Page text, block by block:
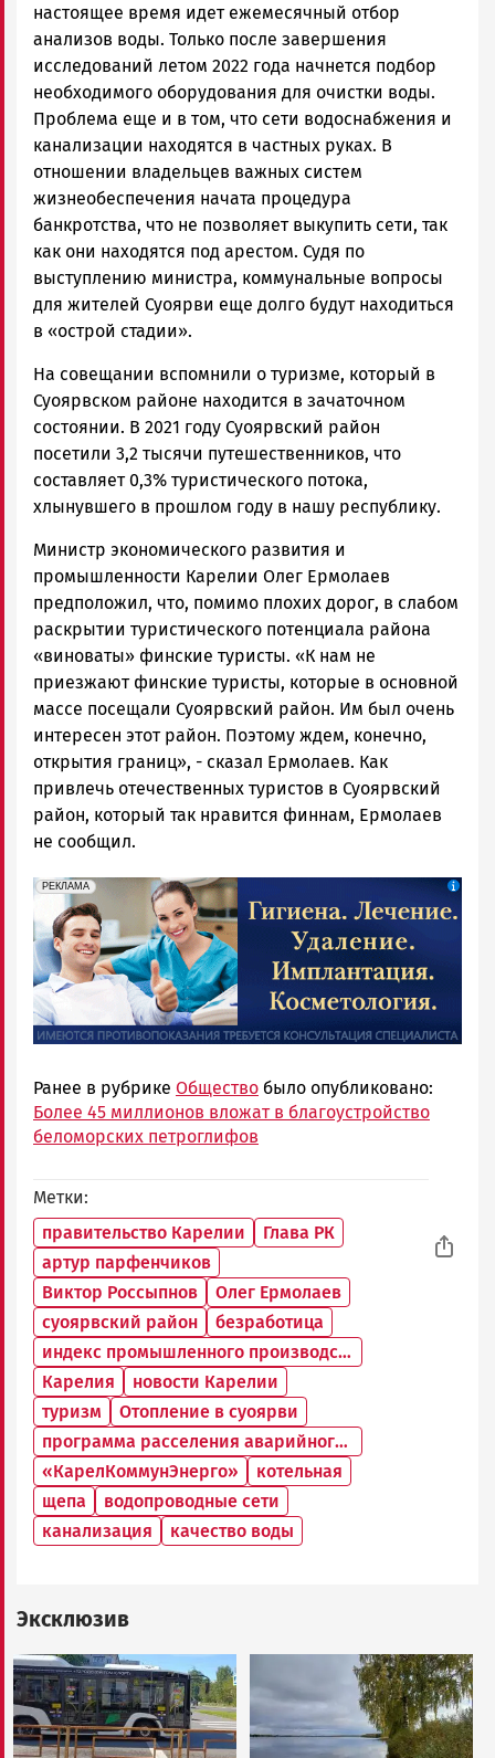
настоящее время идет ежемесячный отбор
анализов воды. Только после завершения
исследований летом 2022 года начнется подбор
необходимого оборудования для очистки воды.
Проблема еще и в том, что сети водоснабжения и
канализации находятся в частных руках. В
отношении владельцев важных систем
жизнеобеспечения начата процедура
банкротства, что не позволяет выкупить сети, так
как они находятся под арестом. Судя по
выступлению министра, коммунальные вопросы
для жителей Суоярви еще долго будут находиться
в «острой стадии».
На совещании вспомнили о туризме, который в
Суоярвском районе находится в зачаточном
состоянии. В 2021 году Суоярвский район
посетили 3,2 тысячи путешественников, что
составляет 0,3% туристического потока,
хлынувшего в прошлом году в нашу республику.
Министр экономического развития и
промышленности Карелии Олег Ермолаев
предположил, что, помимо плохих дорог, в слабом
раскрытии туристического потенциала района
«виноваты» финские туристы. «К нам не
приезжают финские туристы, которые в основной
массе посещали Суоярвский район. Им был очень
интересен этот район. Поэтому ждем, конечно,
открытия границ», - сказал Ермолаев. Как
привлечь отечественных туристов в Суоярвский
район, который так нравится финнам, Ермолаев
не сообщил.
erid: 2SDnjdpiKp6
РЕКЛАМА
Реклама
Ранее в рубрике Общество было опубликовано:
Более 45 миллионов вложат в благоустройство
беломорских петроглифов
Метки
правительство Карелии
Глава РК
артур парфенчиков
Виктор Россыпнов
Олег Ермолаев
суоярвский район
безработица
индекс промышленного производства
Карелия
новости Карелии
туризм
Отопление в суоярви
программа расселения аварийного жилья
«КарелКоммунЭнерго»
котельная
щепа
водопроводные сети
канализация
качество воды
Эксклюзив
Image